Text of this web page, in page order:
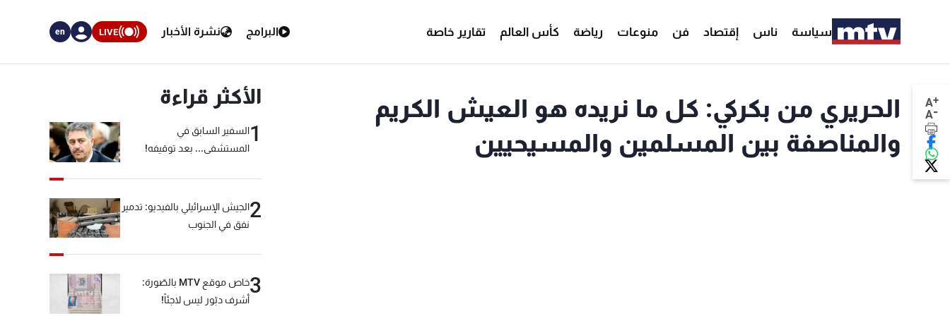
سياسة ناس إقتصاد فن منوعات رياضة كأس العالم تقارير خاصة البرامج نشرة الأخبار LIVE
en
A+
A-
الحريري من بكركي: كل ما نريده هو العيش الكريم
والمناصفة بين المسلمين والمسيحيين
الأكثر قراءة
1السفير السابق في
المستشفى... بعد توقيفه!
2الجيش الإسرائيلي بالفيديو: تدمير
نفق في الجنوب
3
خاص موقع MTV بالصّورة:
أشرف دبّور ليس لاجئاً!